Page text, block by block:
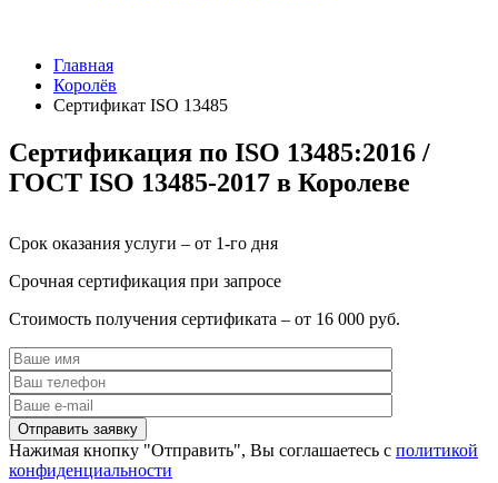
Главная
Королёв
Сертификат ISO 13485
Сертификация по ISO 13485:2016 /
ГОСТ ISO 13485-2017 в Королеве
Срок оказания услуги – от 1-го дня
Срочная сертификация при запросе
Стоимость получения сертификата – от 16 000 руб.
Нажимая кнопку "Отправить", Вы соглашаетесь с политикой
конфиденциальности